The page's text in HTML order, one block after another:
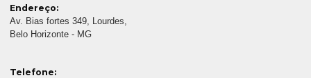
Endereço:
Av. Bias fortes 349, Lourdes,
Belo Horizonte - MG
Telefone: